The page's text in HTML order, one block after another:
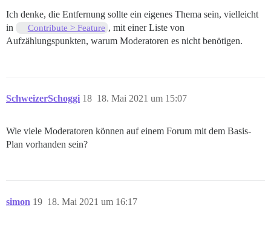
Ich denke, die Entfernung sollte ein eigenes Thema sein, vielleicht
in
Contribute > Feature , mit einer Liste von
Aufzählungspunkten, warum Moderatoren es nicht benötigen.
SchweizerSchoggi 18. Mai 2021 um 15:07
18
Wie viele Moderatoren können auf einem Forum mit dem Basis-
Plan vorhanden sein?
simon 18. Mai 2021 um 16:17
19